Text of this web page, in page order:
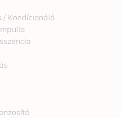
/ Kondícionáló